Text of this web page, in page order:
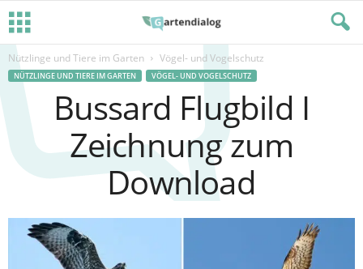
Nützlinge und Tiere im Garten Vögel- und Vogelschutz
NÜTZLINGE UND TIERE IM GARTEN VÖGEL- UND VOGELSCHUTZ
Bussard Flugbild I
Zeichnung zum
Download